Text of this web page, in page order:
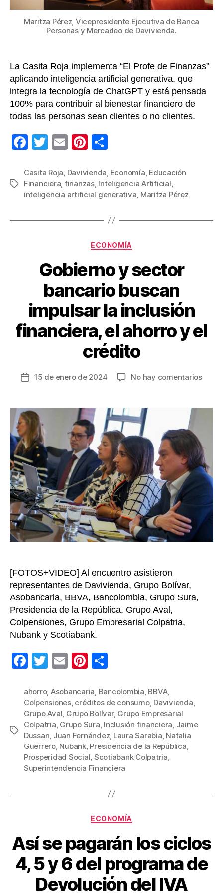
región
Maritza Pérez, Vicepresidente Ejecutiva de Banca
Personas y Mercadeo de Davivienda.
La Casita Roja implementa “El Profe de Finanzas”
aplicando inteligencia artificial generativa, que
integra la tecnología de ChatGPT y está pensada
100% para contribuir al bienestar financiero de
todas las personas sean clientes o no clientes.
F
c
e
o
T
tt
er
E
ail
Pi
er
e
m
p
tir
Etiquetas
Casita Roja, Davivienda, Economía, Educación
Financiera, finanzas, Inteligencia Artificial,
inteligencia artificial generativa, Maritza Pérez
Categorías
ECONOMÍA
Gobierno y sector
bancario buscan
impulsar la inclusión
financiera, el ahorro y el
crédito
Fecha
entrada
15 de enero de 2024 No hay comentariosen
la
y
el
[FOTOS+VIDEO] Al encuentro asistieron
representantes de Davivienda, Grupo Bolívar,
Asobancaria, BBVA, Bancolombia, Grupo Sura,
Presidencia de la República, Grupo Aval,
Colpensiones, Grupo Empresarial Colpatria,
Nubank y Scotiabank.
F
c
e
b
o
o
k
T
tt
er
E
ail
Pi
er
e
st
m
p
ar
tir
Etiquetas
ahorro, Asobancaria Bancolombia BBVA,
Colpensiones, créditos de consumo, Davivienda
Grupo Aval Grupo Bolívar, Grupo Empresarial
Colpatria Grupo Sura Inclusión financiera Jaime
Dussan Juan Fernández Laura Sarabia Natalia
Guerrero, Nubank, Presidencia de la República
Prosperidad Social Scotiabank Colpatria
Superintendencia Financiera
Categorías
ECONOMÍA
Así se pagarán los ciclos
4, 5 y 6 del programa de
Devolución del IVA